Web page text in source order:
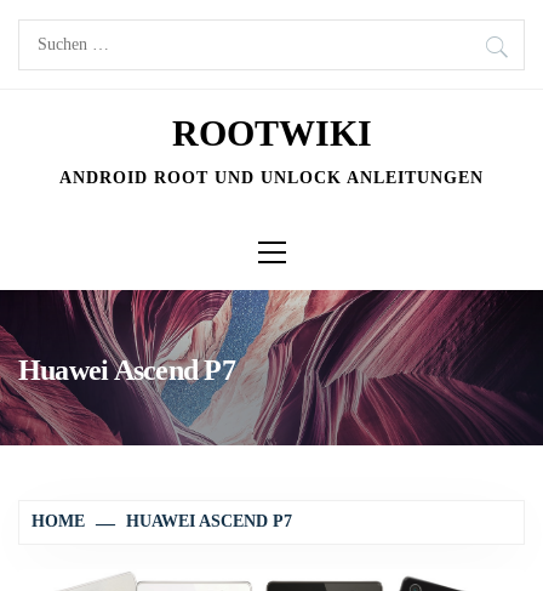
Skip
Suchen
nach:
ROOTWIKI
ANDROID ROOT UND UNLOCK ANLEITUNGEN
Menu
Huawei Ascend P7
HOME HUAWEI ASCEND P7